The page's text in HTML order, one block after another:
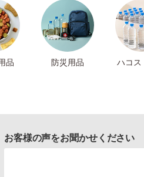
品 防災用品 ハコス
お客様の声をお聞かせください